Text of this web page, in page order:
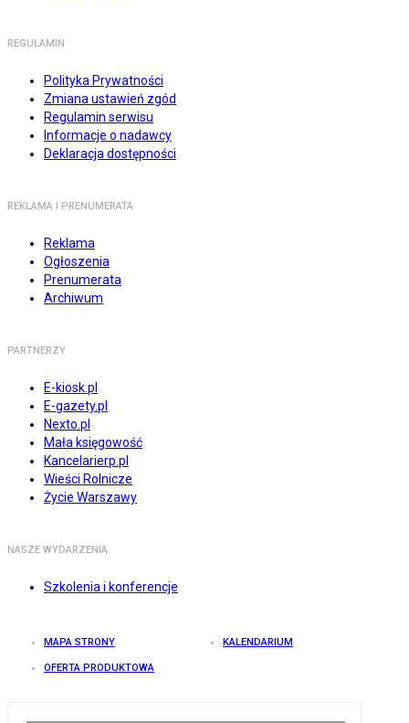
REGULAMIN
Polityka Prywatności
Zmiana ustawień zgód
Regulamin serwisu
Informacje o nadawcy
Deklaracja dostępności
REKLAMA I PRENUMERATA
Reklama
Ogłoszenia
Prenumerata
Archiwum
PARTNERZY
E-kiosk.pl
E-gazety.pl
Nexto.pl
Mała księgowość
Kancelarierp.pl
Wieści Rolnicze
Życie Warszawy
NASZE WYDARZENIA
Szkolenia i konferencje
MAPA STRONY KALENDARIUM
OFERTA PRODUKTOWA